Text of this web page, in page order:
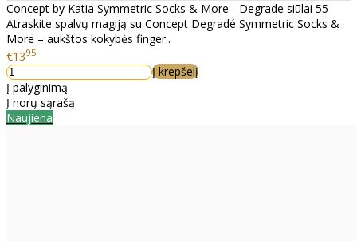
Concept by Katia Symmetric Socks & More - Degrade siūlai 55
Atraskite spalvų magiją su Concept Degradé Symmetric Socks &
More – aukštos kokybės finger..
€1395
Į krepšelį
Į palyginimą
Į norų sąrašą
Naujiena